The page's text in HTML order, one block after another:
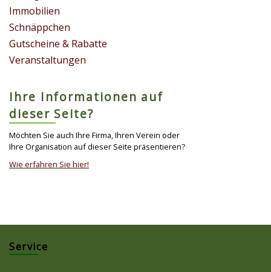
Immobilien
Schnäppchen
Gutscheine & Rabatte
Veranstaltungen
Ihre Informationen auf
dieser Seite?
Möchten Sie auch Ihre Firma, Ihren Verein oder
Ihre Organisation auf dieser Seite präsentieren?
Wie erfahren Sie hier!
Service